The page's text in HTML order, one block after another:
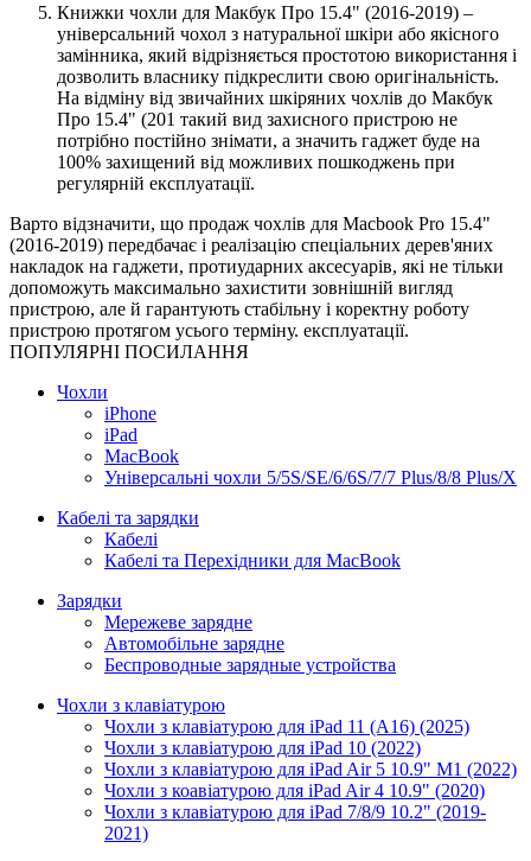
Книжки чохли для Макбук Про 15.4" (2016-2019) –
універсальний чохол з натуральної шкіри або якісного
замінника, який відрізняється простотою використання і
дозволить власнику підкреслити свою оригінальність.
На відміну від звичайних шкіряних чохлів до Макбук
Про 15.4" (201 такий вид захисного пристрою не
потрібно постійно знімати, а значить гаджет буде на
100% захищений від можливих пошкоджень при
регулярній експлуатації.
Варто відзначити, що продаж чохлів для Macbook Pro 15.4"
(2016-2019) передбачає і реалізацію спеціальних дерев'яних
накладок на гаджети, протиударних аксесуарів, які не тільки
допоможуть максимально захистити зовнішній вигляд
пристрою, але й гарантують стабільну і коректну роботу
пристрою протягом усього терміну. експлуатації.
ПОПУЛЯРНІ ПОСИЛАННЯ
Чохли
iPhone
iPad
MacBook
Універсальні чохли 5/5S/SE/6/6S/7/7 Plus/8/8 Plus/X
Кабелі та зарядки
Кабелі
Кабелі та Перехідники для MacBook
Зарядки
Мережеве зарядне
Автомобільне зарядне
Беспроводные зарядные устройства
Чохли з клавіатурою
Чохли з клавіатурою для iPad 11 (A16) (2025)
Чохли з клавіатурою для iPad 10 (2022)
Чохли з клавіатурою для iPad Air 5 10.9" M1 (2022)
Чохли з коавіатурою для iPad Air 4 10.9" (2020)
Чохли з клавіатурою для iPad 7/8/9 10.2" (2019-
2021)